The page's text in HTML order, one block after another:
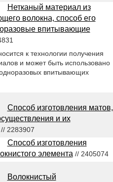
Нетканый материал из
волокна, способ его
впитывающие
к технологии получения
и может быть использовано
впитывающих
Способ изготовления матов,
и их
2283907
Способ изготовления
элемента // 2405074
Волокнистый